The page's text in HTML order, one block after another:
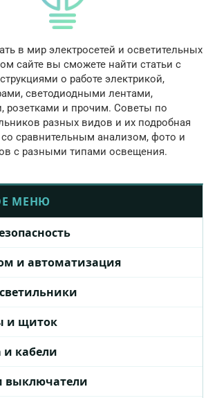
в мир электросетей и осветительных
сайте вы сможете найти статьи с
о работе электрикой,
светодиодными лентами,
розетками и прочим. Советы по
разных видов и их подробная
сравнительным анализом, фото и
с разными типами освещения.
МЕНЮ
и автоматизация
и щиток
и кабели
выключатели